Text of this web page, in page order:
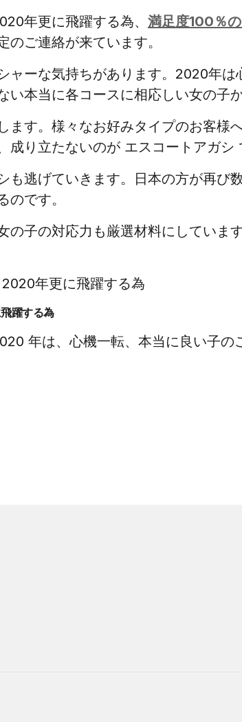
年更に飛躍する為、 満足度100％
ご連絡が来ています。
ャーな気持ちがあります。2020年は
本当に各コースに相応しい女の子
ます。様々なお好みタイプのお客様
り立たないのが エスコートアガシ
も逃げていきます。日本の方が再び
です。
の子の対応力も厳選材料にしていま
躍する為
年は、心機一転、本当に良い子の